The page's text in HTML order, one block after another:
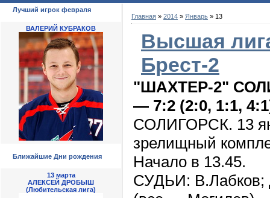
Лучший игрок февраля
ВАЛЕРИЙ КУБРАКОВ
Ближайшие Дни рождения
13 марта
АЛЕКСЕЙ ДРОБЫШ
(Любительская лига)
Главная » 2014 » Январь » 13
Высшая
Брест-2
"ШАХТЕР-2"
— 7:2 (2:0, 1:1,
СОЛИГОРСК. 13
зрелищный
Начало в 13.45.
СУДЬИ: В.Лабков;